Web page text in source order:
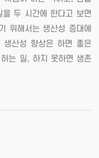
두 시간에 한다고 보면
위해서는 생산성 증대에
생산성 향상은 하면 좋은
는 일, 하지 못하면 생존